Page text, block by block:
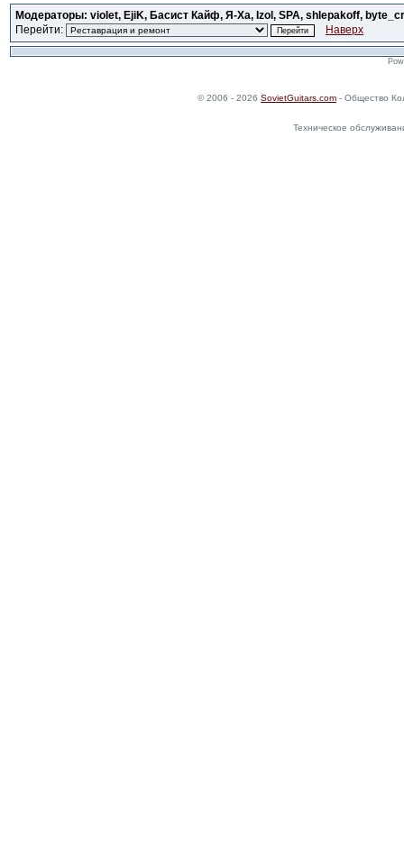
Модераторы: violet, EjiK, Басист Кайф, Я-Ха, Izol, SPA, shlepakoff,
Перейти:
Наверх
© 2006 - 2026 SovietGuitars.com - Общество
Техническое